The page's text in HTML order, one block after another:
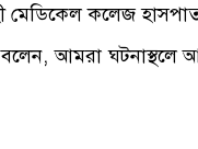
মেডিকেল কলেজ
আমরা ঘটনাস্থলে